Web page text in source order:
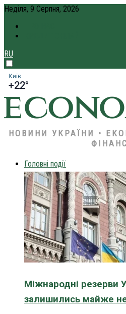
Неділя, 9 Серпня, 2026
RU
Київ
+22°
НОВИНИ УКРАЇНИ •
Головні події
Міжнародні резерви
залишились майже